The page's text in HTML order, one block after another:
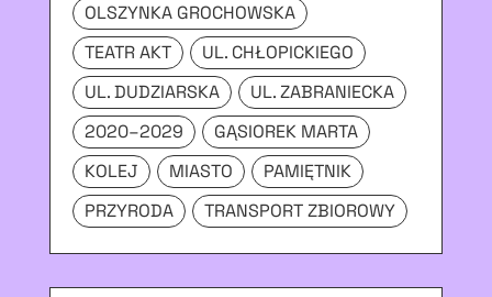
OLSZYNKA GROCHOWSKA
TEATR AKT
UL. CHŁOPICKIEGO
UL. DUDZIARSKA
UL. ZABRANIECKA
2020–2029
GĄSIOREK MARTA
KOLEJ
MIASTO
PAMIĘTNIK
PRZYRODA
TRANSPORT ZBIOROWY